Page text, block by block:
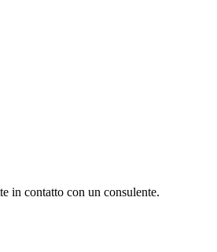
in contatto con un consulente.